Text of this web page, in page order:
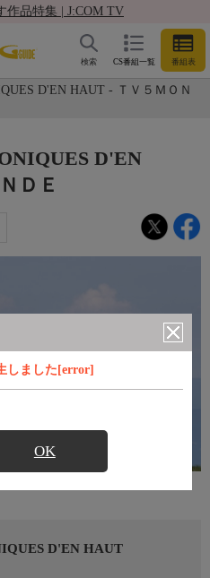
作品特集 | J:COM TV
CS番組一覧 番組表
検索
D'EN HAUT - ＴＶ５ＭＯＮ
しました[error]
OK
D'EN
ＤＥ
D'EN HAUT